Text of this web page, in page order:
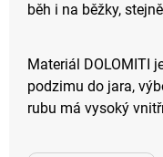
běh i na běžky,
Materiál DOLOMITI
podzimu do jara,
rubu má vysoký